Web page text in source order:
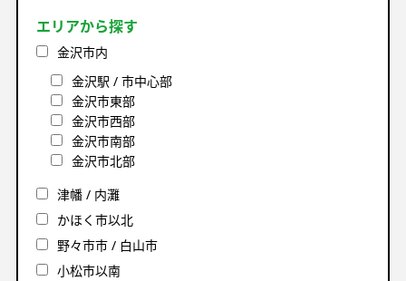
エリアから探す
金沢市内
金沢駅 / 市中心部
金沢市東部
金沢市西部
金沢市南部
金沢市北部
津幡 / 内灘
かほく市以北
野々市市 / 白山市
小松市以南